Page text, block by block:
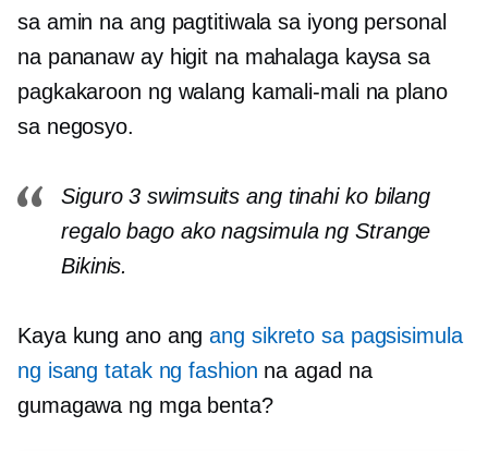
sa amin na ang pagtitiwala sa iyong personal
na pananaw ay higit na mahalaga kaysa sa
pagkakaroon ng walang kamali-mali na plano
sa negosyo.
Siguro 3 swimsuits ang tinahi ko bilang
regalo bago ako nagsimula ng Strange
Bikinis.
Kaya kung ano angang sikreto sa pagsisimula
ng isang tatak ng fashion na agad na
gumagawa ng mga benta?